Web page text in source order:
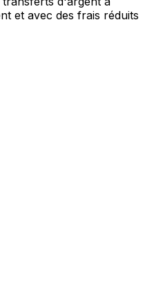
et avec des frais réduits